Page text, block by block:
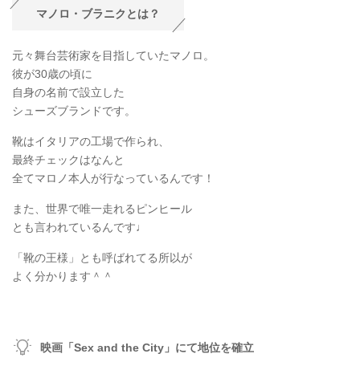
マノロ・ブラニクとは？
元々舞台芸術家を目指していたマノロ。
彼が30歳の頃に
自身の名前で設立した
シューズブランドです。
靴はイタリアの工場で作られ、
最終チェックはなんと
全てマロノ本人が行なっているんです！
また、世界で唯一走れるピンヒール
とも言われているんです♩
「靴の王様」とも呼ばれてる所以が
よく分かります＾＾
映画「Sex and the City」にて地位を確立